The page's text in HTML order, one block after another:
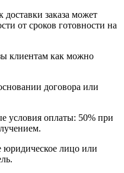
доставки заказа может
от сроков готовности на
клиентам как можно
договора или
условия оплаты: 50% при
лицо или